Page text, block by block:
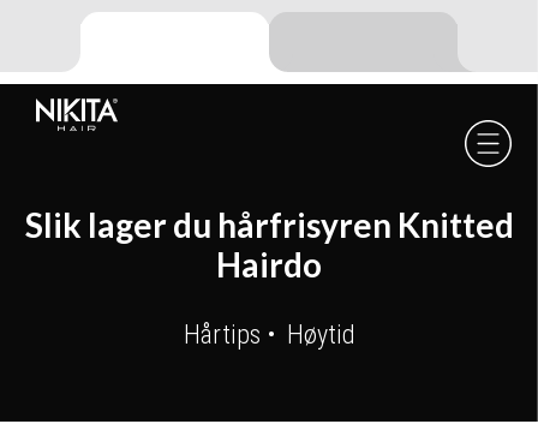
primary
navigation
main
content
footer
Slik lager du hårfrisyren Knitted
Hairdo
Hårtips Høytid